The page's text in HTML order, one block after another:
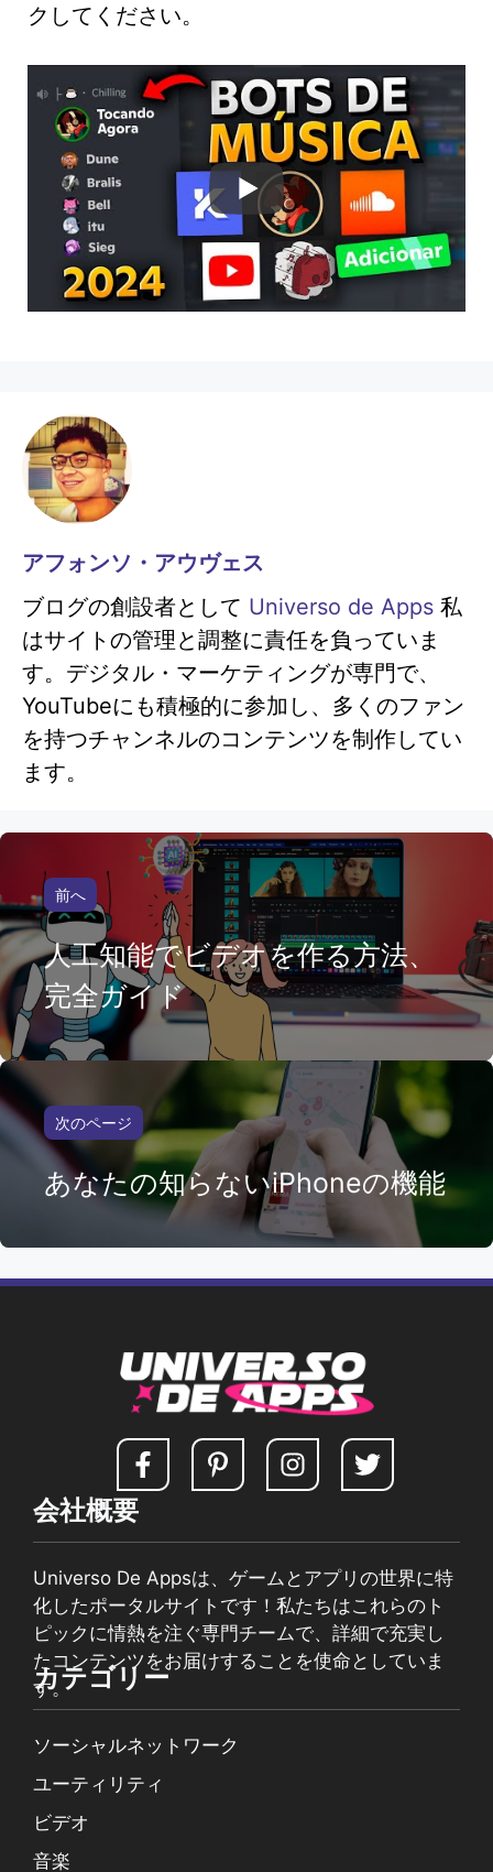
クしてください。
アフォンソ・アウヴェス
ブログの創設者として Universo de Apps 私
はサイトの管理と調整に責任を負っていま
す。デジタル・マーケティングが専門で、
YouTubeにも積極的に参加し、多くのファン
を持つチャンネルのコンテンツを制作してい
ます。
前へ
人工知能でビデオを作る方法、
完全ガイド
次のページ
あなたの知らないiPhoneの機能
会社概要
Universo De Appsは、ゲームとアプリの世界に特
化したポータルサイトです！私たちはこれらのト
ピックに情熱を注ぐ専門チームで、詳細で充実し
たコンテンツをお届けすることを使命としていま
す。
カテゴリー
ソーシャルネットワーク
ユーティリティ
ビデオ
音楽